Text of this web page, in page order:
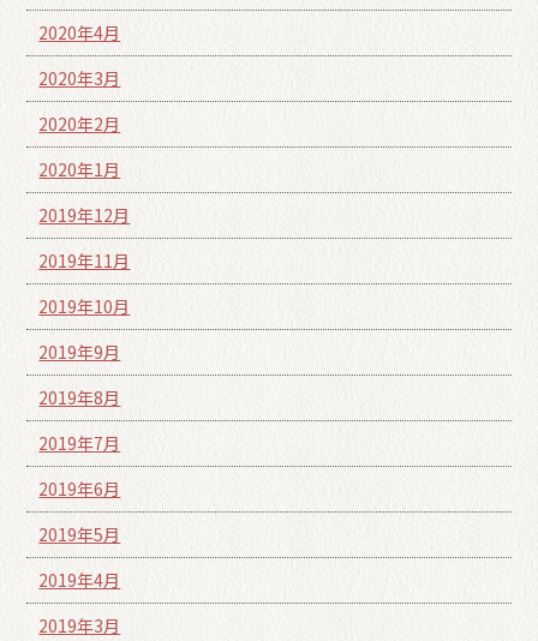
2020年4月
2020年3月
2020年2月
2020年1月
2019年12月
2019年11月
2019年10月
2019年9月
2019年8月
2019年7月
2019年6月
2019年5月
2019年4月
2019年3月